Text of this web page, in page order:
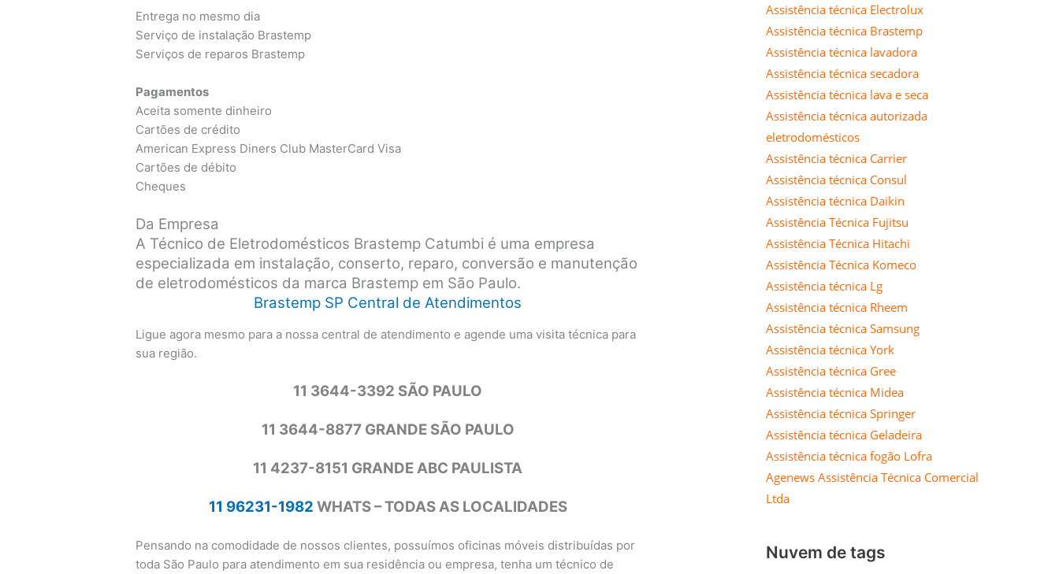
Entrega no mesmo dia
Serviço de instalação Brastemp
Serviços de reparos Brastemp
Pagamentos
Aceita somente dinheiro
Cartões de crédito
American Express Diners Club MasterCard Visa
Cartões de débito
Cheques
Da Empresa
A Técnico de Eletrodomésticos Brastemp Catumbi é uma empresa
especializada em instalação, conserto, reparo, conversão e manutenção
de eletrodomésticos da marca Brastemp em São Paulo.
Brastemp SP Central de Atendimentos
Ligue agora mesmo para a nossa central de atendimento e agende uma visita técnica para
sua região.
11 3644-3392 SÃO PAULO
11 3644-8877 GRANDE SÃO PAULO
11 4237-8151 GRANDE ABC PAULISTA
11 96231-1982 WHATS – TODAS AS LOCALIDADES
Pensando na comodidade de nossos clientes, possuímos oficinas móveis distribuídas por
toda São Paulo para atendimento em sua residência ou empresa, tenha um técnico de
Assistência técnica Electrolux
Assistência técnica Brastemp
Assistência técnica lavadora
Assistência técnica secadora
Assistência técnica lava e seca
Assistência técnica autorizada
eletrodomésticos
Assistência técnica Carrier
Assistência técnica Consul
Assistência técnica Daikin
Assistência Técnica Fujitsu
Assistência Técnica Hitachi
Assistência Técnica Komeco
Assistência técnica Lg
Assistência técnica Rheem
Assistência técnica Samsung
Assistência técnica York
Assistência técnica Gree
Assistência técnica Midea
Assistência técnica Springer
Assistência técnica Geladeira
Assistência técnica fogão Lofra
Agenews Assistência Técnica Comercial
Ltda
Nuvem de tags